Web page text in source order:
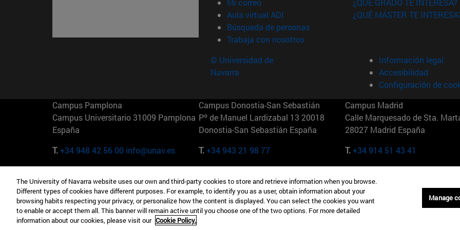
Mi correo
Aula virtual ADI (abre en nueva ventana)
Búsqueda de personas(abre en nueva ventana)
Trabaja con nosotros(abre en nueva ventana)
¿QUÉ GRADO TE INTERESA?
¿QUÉ MÁSTER TE
© Universidad de
Navarra
Información legal
Accesibilidad
Configuración de
Campus Pamplona
Campus Universitario 31009 Pamplona
España
T.+34 948 42 56 00 info@unav.es
Campus Donostia-San Sebastián
Pº de Manuel Lardizabal 13 20018
Donostia-San Sebastián España
T.+34 943 21 98 77
Campus Madrid
Calle Marquesado de Sta.
28027 Madrid España
T.+34 914 51 43 41
Camino del Cerro Águila 3 28023
Madrid España
T.+34 912 11 30 00
165 W 57th St 10019-2201 Nueva York
EE.UU
T.+1 646 346 8850
Maria-Theresia-Straße 15
Múnich Alemania
T.+49 89 24209790
The University of Navarra website uses our own and third-party cookies to store and retrieve information when you browse.
Different types of cookies have different purposes. For example, to identify you as a user, obtain information about your
browsing habits respecting your privacy, or personalize how the content is displayed. You can select the cookies you want
to enable or accept them all. This banner will remain active until you choose one of the two options. For more detailed
information about our cookies, please visit our Cookie Policy.
Manage